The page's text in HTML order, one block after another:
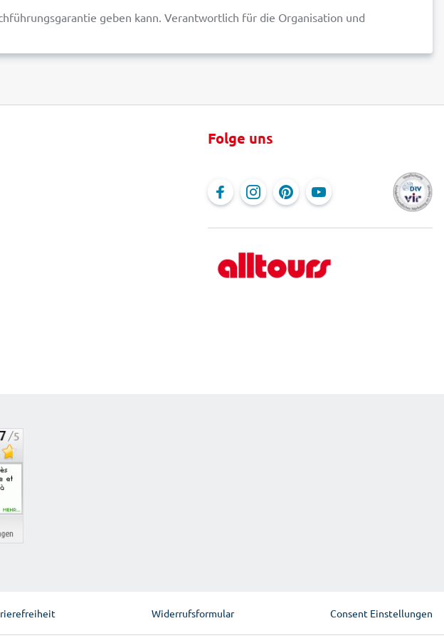
geben kann. Verantwortlich für die Organisation und
Folge uns
Widerrufsformular Consent Einstellungen